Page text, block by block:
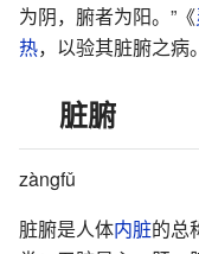
为阴，腑者为阳。”《
热，以验其脏腑之病
脏腑
zàngfǔ
脏腑是人体内脏的总